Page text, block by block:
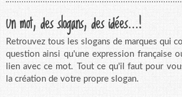
Un mot, des slogans, des idées...!
Retrouvez tous les slogans de marques qui
question ainsi qu'une expression française
lien avec ce mot. Tout ce qu'il faut pour
la création de votre propre slogan.